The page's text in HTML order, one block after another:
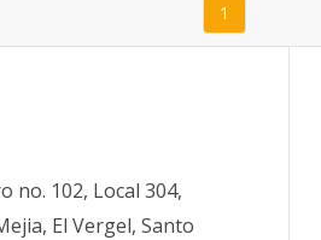
1
no. 102, Local 304,
El Vergel, Santo